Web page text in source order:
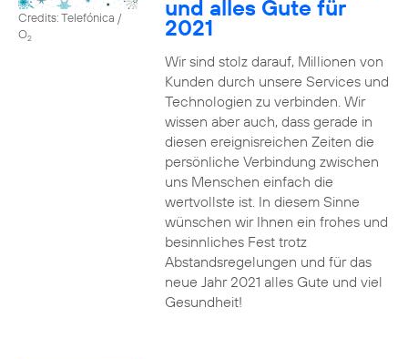
Credits: Telefónica /
O2
und alles Gute für
2021
Wir sind stolz darauf, Millionen von
Kunden durch unsere Services und
Technologien zu verbinden. Wir
wissen aber auch, dass gerade in
diesen ereignisreichen Zeiten die
persönliche Verbindung zwischen
uns Menschen einfach die
wertvollste ist. In diesem Sinne
wünschen wir Ihnen ein frohes und
besinnliches Fest trotz
Abstandsregelungen und für das
neue Jahr 2021 alles Gute und viel
Gesundheit!